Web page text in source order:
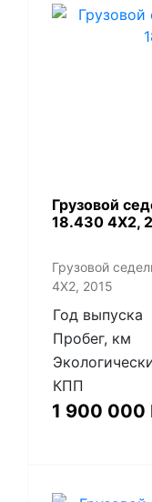
​Грузовой
18.430 4X2,
​Грузовой
4X2, 2015
Год выпуска
Пробег, км
КПП
1 900 000